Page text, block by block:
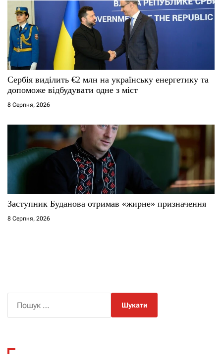
Сербія виділить €2 млн на українську енергетику та
допоможе відбудувати одне з міст
8 Серпня, 2026
Заступник Буданова отримав «жирне» призначення
8 Серпня, 2026
к